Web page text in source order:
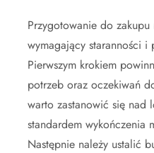
Przygotowanie do
wymagający staranności i
Pierwszym krokiem
potrzeb oraz oczekiwań
warto zastanowić się nad
standardem wykończenia
Następnie należy ustalić